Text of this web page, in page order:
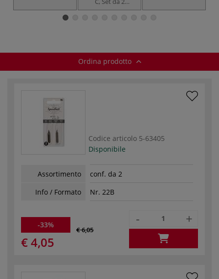
pennini da
Ordina prodotto
Codice articolo 5-63405
Disponibile
Assortimento
conf. da 2
Info / Formato
Nr. 22B
-33%
€ 6,05
€ 4,05
- +